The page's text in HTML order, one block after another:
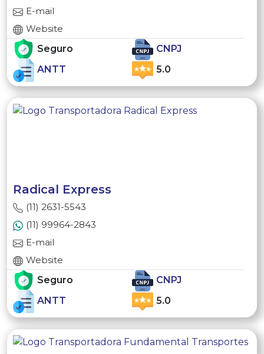
E-mail
Website
Seguro
CNPJ
ANTT
5.0
Radical Express
(11) 2631-5543
(11) 99964-2843
E-mail
Website
Seguro
CNPJ
ANTT
5.0